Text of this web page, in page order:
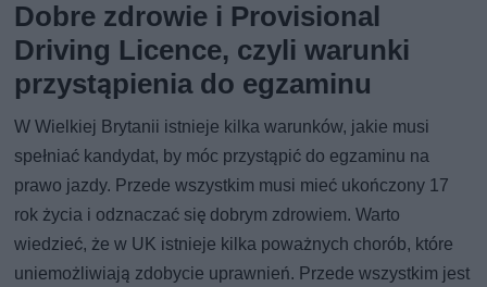
Dobre zdrowie i Provisional
Driving Licence, czyli warunki
przystąpienia do egzaminu
W Wielkiej Brytanii istnieje kilka warunków, jakie musi
spełniać kandydat, by móc przystąpić do egzaminu na
prawo jazdy. Przede wszystkim musi mieć ukończony 17
rok życia i odznaczać się dobrym zdrowiem. Warto
wiedzieć, że w UK istnieje kilka poważnych chorób, które
uniemożliwiają zdobycie uprawnień. Przede wszystkim jest